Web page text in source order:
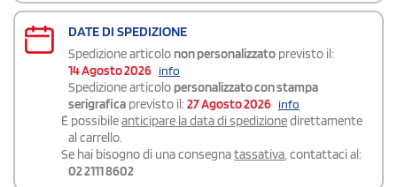
DATE DI SPEDIZIONE
Spedizione articolo non personalizzato previsto il:
14 Agosto 2026 info
Spedizione articolo personalizzato con stampa
serigrafica previsto il: 27 Agosto 2026 info
É possibileanticipare la data di spedizionedirettamente
al carrello.
Se hai bisogno di una consegnatassativa, contattaci al:
02 2111 8602